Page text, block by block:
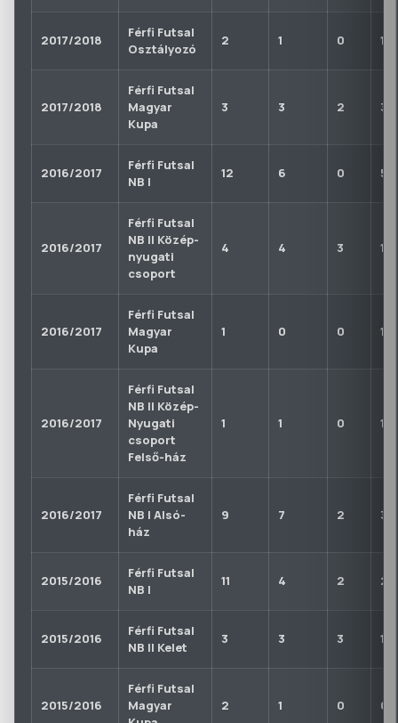
2017/2018
Férfi Futsal
Osztályozó
2 1 0 1
2017/2018
Férfi Futsal
Magyar
Kupa
3 3 2 3
2016/2017
Férfi Futsal
NB I
12 6 0 5
2016/2017
Férfi Futsal
NB II Közép-
nyugati
csoport
4 4 3 1
2016/2017
Férfi Futsal
Magyar
Kupa
1 0 0 1
2016/2017
Férfi Futsal
NB II Közép-
Nyugati
csoport
Felső-ház
1 1 0 1
2016/2017
Férfi Futsal
NB I Alsó-
ház
9 7 2 3
2015/2016
Férfi Futsal
NB I
11 4 2 2
2015/2016
Férfi Futsal
NB II Kelet
3 3 3 1
2015/2016
Férfi Futsal
Magyar
2 1 0 0